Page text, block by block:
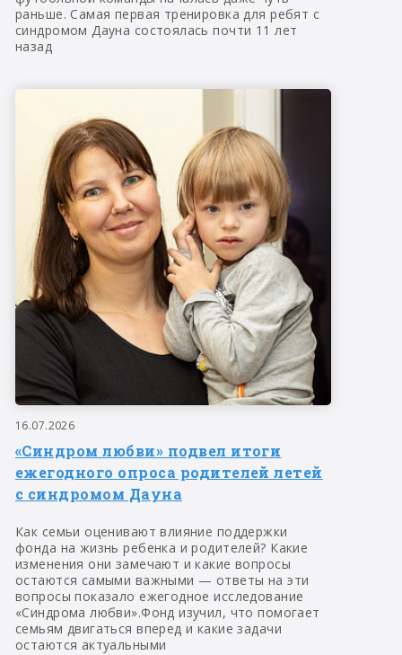
раньше. Самая первая тренировка для ребят с
синдромом Дауна состоялась почти 11 лет
назад
16.07.2026
«Синдром любви» подвел итоги
ежегодного опроса родителей летей
с синдромом Дауна
Как семьи оценивают влияние поддержки
фонда на жизнь ребенка и родителей? Какие
изменения они замечают и какие вопросы
остаются самыми важными — ответы на эти
вопросы показало ежегодное исследование
«Синдрома любви».Фонд изучил, что помогает
семьям двигаться вперед и какие задачи
остаются актуальными